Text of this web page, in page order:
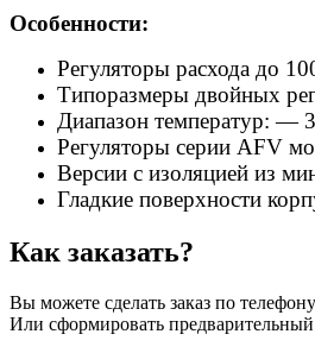
Особенности:
Регуляторы расхода до
Типоразмеры двойных
Диапазон температур: —
Регуляторы серии AFV
Версии с изоляцией из
Гладкие поверхности
Как заказать?
Вы можете сделать заказ по
Или сформировать предварительный